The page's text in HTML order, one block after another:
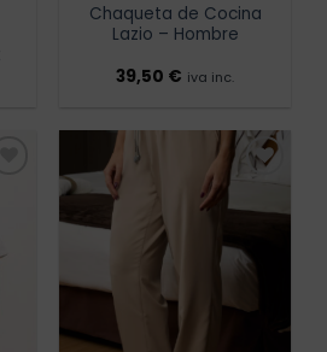
Chaqueta de Cocina
Lazio – Hombre
39,50 € iva inc.
a la
deseos